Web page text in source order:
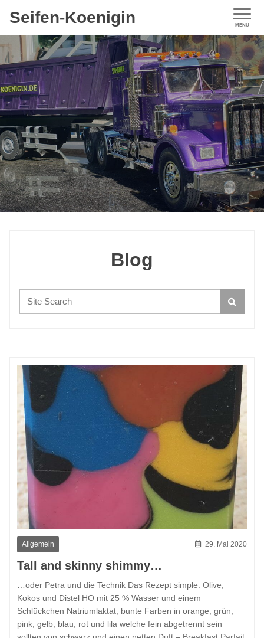
Seifen-Koenigin
Blog
Search:
Allgemein 29. Mai 2020
Tall and skinny shimmy…
…oder Petra und die Technik Das Rezept simple: Olive,
Kokos und Distel HO mit 25 % Wasser und einem
Schlückchen Natriumlaktat, bunte Farben in orange, grün,
pink, gelb, blau, rot und lila welche fein abgetrennt sein